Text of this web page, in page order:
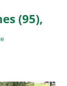
(95),